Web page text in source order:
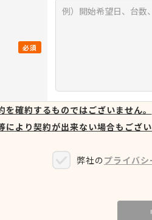
必須
を確約するものではございません。
により契約が出来ない場合もござ
弊社のプライバ